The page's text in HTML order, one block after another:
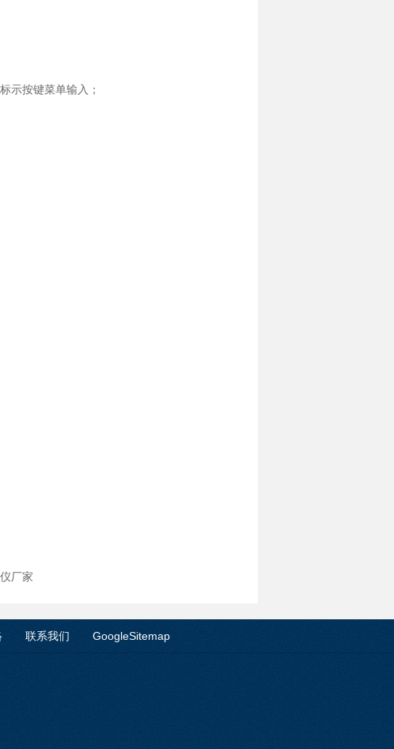
示按键菜单输入；
厂家
联系我们 GoogleSitemap